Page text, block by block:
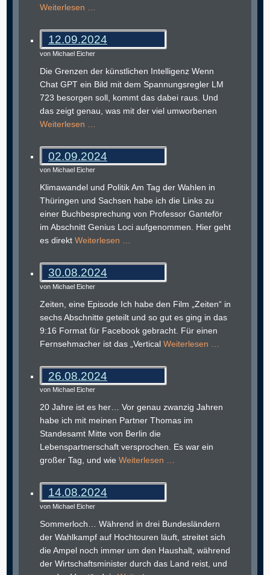
Weiterlesen …
12.09.2024
von Michael Eicher
Die Grenzen der künstlichen Intelligenz Wenn
Chat GPT ein Bild mit dem Spannungsregler LM
723 besorgen soll, kommt das dabei raus. Und
das zeigt genau, was mit der viel umworbenen
Weiterlesen …
02.09.2024
von Michael Eicher
Klimawandel und Politik Am Tag der Wahlen in
Thüringen und Sachsen habe ich die Links zu
einer Buchbesprechung von Professor Ganteför
im Abschnitt Genius Loci aufgenommen. Hier geht
es direktWeiterlesen …
30.08.2024
von Michael Eicher
Zeiten, eine Episode Ich habe den Film „Zeiten“ in
sechs Abschnitte geteilt und so gut es ging in das
9:16 Format für Facebook gebracht. Für einen
Fernsehmacher ist das „VerticalWeiterlesen …
26.08.2024
von Michael Eicher
20 Jahre ist es her… Vor genau zwanzig Jahren
habe ich mit meinen Partner Thomas im
Standesamt Mitte von Berlin die
Lebenspartnerschaft versprochen. Es war ein
großer Tag, und wieWeiterlesen …
14.08.2024
von Michael Eicher
Sommerloch… Während in drei Bundesländern
der Wahlkampf auf Hochtouren läuft, streitet sich
die Ampel noch immer um den Haushalt, während
der Wirtschaftsminister durch das Land reist, und